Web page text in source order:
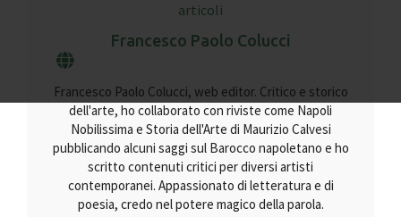
articoli
Francesco Paolo Colucci
Francesco Paolo Colucci, web editor. Critico e storico
dell'arte, ho collaborato con riviste come Napoli
Nobilissima e Storia dell'Arte di Maurizio Calvesi
pubblicando alcuni saggi sul Barocco napoletano e ho
scritto contenuti critici per diversi artisti
contemporanei. Appassionato di letteratura e di
poesia, credo nel potere magico della parola.